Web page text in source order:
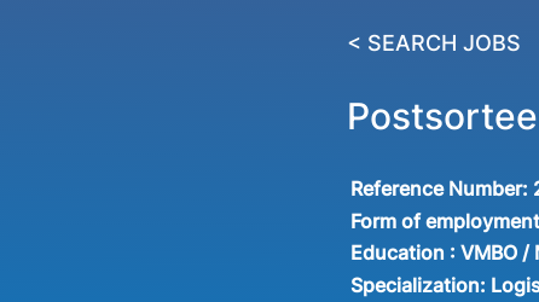
< SEARCH JOBS
Reference Number:
Form of
Education : VMBO /
Specialization: